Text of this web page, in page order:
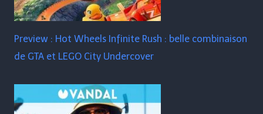
Preview : Hot Wheels Infinite Rush : belle combinaison
de GTA et LEGO City Undercover